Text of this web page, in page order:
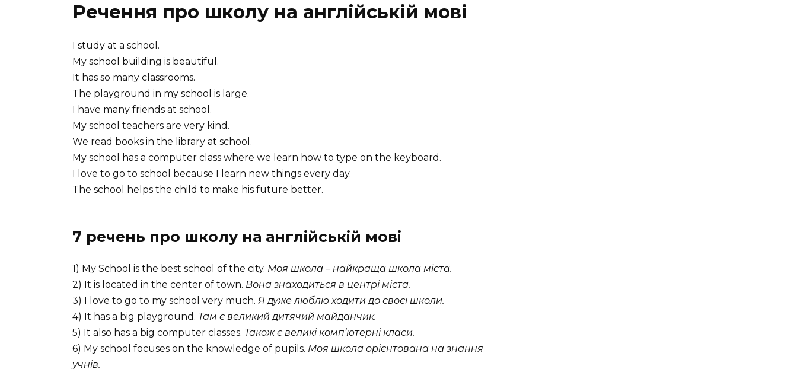
Речення про школу на англійській мові
I study at a school.
My school building is beautiful.
It has so many classrooms.
The playground in my school is large.
I have many friends at school.
My school teachers are very kind.
We read books in the library at school.
My school has a computer class where we learn how to type on the keyboard.
I love to go to school because I learn new things every day.
The school helps the child to make his future better.
7 речень про школу на англійській мові
1) My School is the best school of the city. Моя школа – найкраща школа міста.
2) It is located in the center of town. Вона знаходиться в центрі міста.
3) I love to go to my school very much. Я дуже люблю ходити до своєї школи.
4) It has a big playground. Там є великий дитячий майданчик.
5) It also has a big computer classes. Також є великі комп’ютерні класи.
6) My school focuses on the knowledge of pupils. Моя школа орієнтована на знання
учнів.